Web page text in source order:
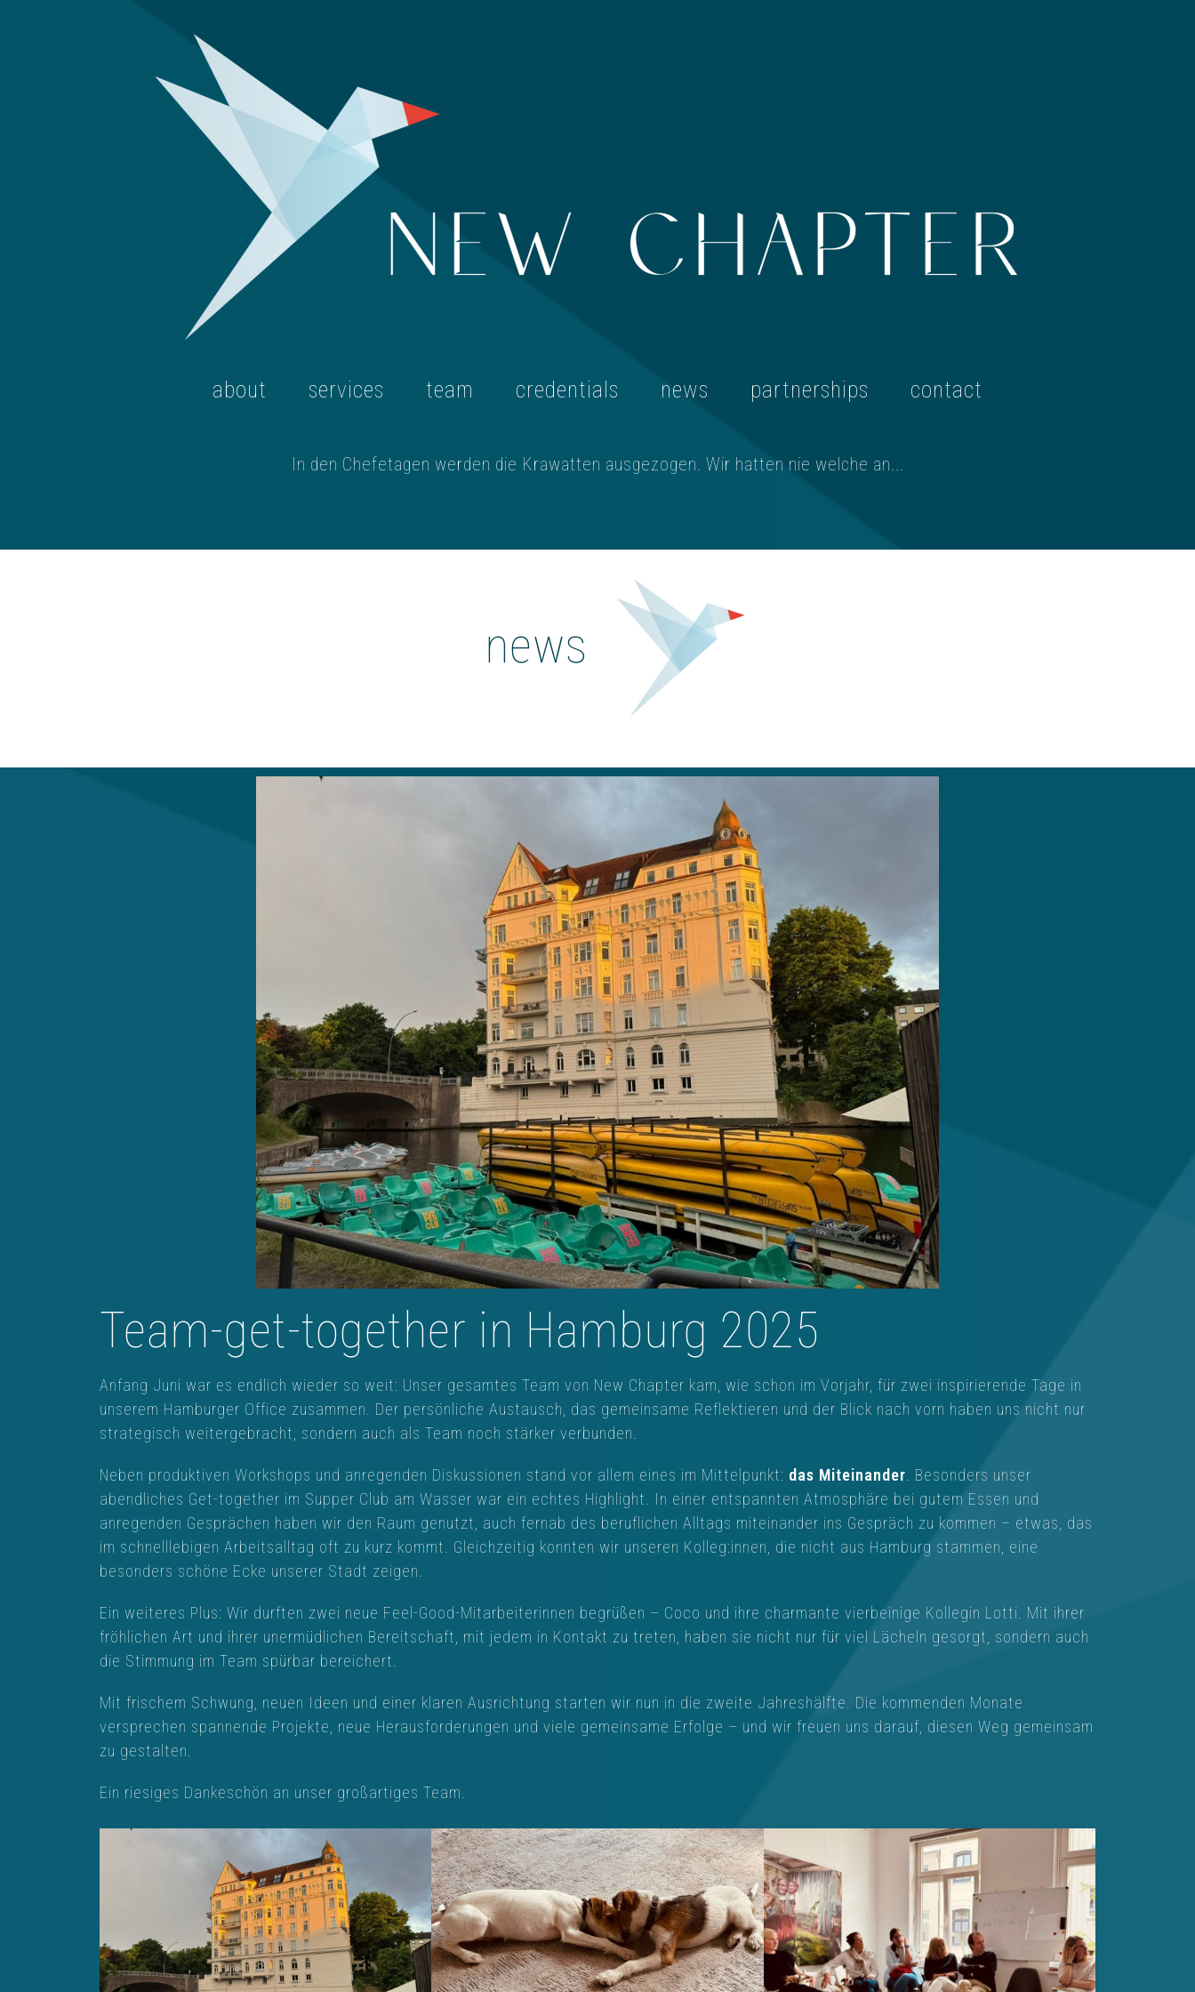
about services team credentials news partnerships contact
In den Chefetagen werden die Krawatten ausgezogen. Wir hatten nie welche an...
news
Team-get-together in Hamburg 2025
Anfang Juni war es endlich wieder so weit: Unser gesamtes Team von New Chapter kam, wie schon im Vorjahr, für zwei inspirierende Tage in
unserem Hamburger Office zusammen. Der persönliche Austausch, das gemeinsame Reflektieren und der Blick nach vorn haben uns nicht nur
strategisch weitergebracht, sondern auch als Team noch stärker verbunden.
Neben produktiven Workshops und anregenden Diskussionen stand vor allem eines im Mittelpunkt: das Miteinander . Besonders unser
abendliches Get-together im Supper Club am Wasser war ein echtes Highlight. In einer entspannten Atmosphäre bei gutem Essen und
anregenden Gesprächen haben wir den Raum genutzt, auch fernab des beruflichen Alltags miteinander ins Gespräch zu kommen – etwas, das
im schnelllebigen Arbeitsalltag oft zu kurz kommt. Gleichzeitig konnten wir unseren Kolleg:innen, die nicht aus Hamburg stammen, eine
besonders schöne Ecke unserer Stadt zeigen.
Ein weiteres Plus: Wir durften zwei neue Feel-Good-Mitarbeiterinnen begrüßen – Coco und ihre charmante vierbeinige Kollegin Lotti. Mit ihrer
fröhlichen Art und ihrer unermüdlichen Bereitschaft, mit jedem in Kontakt zu treten, haben sie nicht nur für viel Lächeln gesorgt, sondern auch
die Stimmung im Team spürbar bereichert.
Mit frischem Schwung, neuen Ideen und einer klaren Ausrichtung starten wir nun in die zweite Jahreshälfte. Die kommenden Monate
versprechen spannende Projekte, neue Herausforderungen und viele gemeinsame Erfolge – und wir freuen uns darauf, diesen Weg gemeinsam
zu gestalten.
Ein riesiges Dankeschön an unser großartiges Team.